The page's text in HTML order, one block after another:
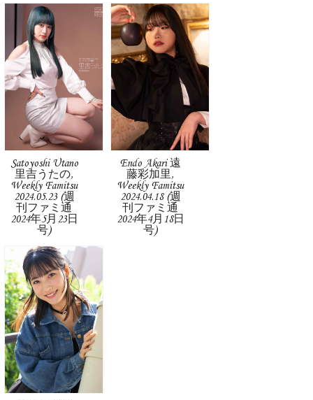
Satoyoshi Utano
里吉うたの,
Weekly Famitsu
2024.05.23 (週
刊ファミ通
2024年5月23日
号)
Endo Akari 遠
藤彩加里,
Weekly Famitsu
2024.04.18 (週
刊ファミ通
2024年4月18日
号)